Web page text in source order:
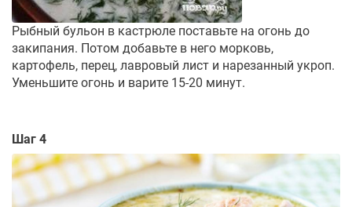
Рыбный бульон в кастрюле поставьте на огонь до
закипания. Потом добавьте в него морковь,
картофель, перец, лавровый лист и нарезанный укроп.
Уменьшите огонь и варите 15-20 минут.
Шаг 4